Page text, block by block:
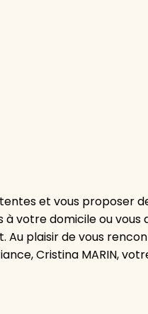
et vous proposer
à votre domicile ou vous
Au plaisir de vous
Cristina MARIN,